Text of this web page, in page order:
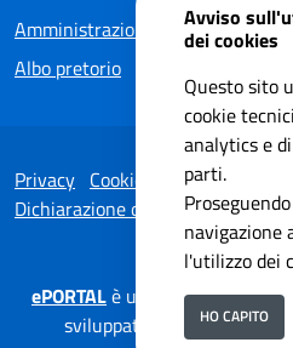
Amministrazione trasparente
Albo pretorio
Privacy Cookie Policy Note legali
Dichiarazione di accessibilità
ePORTALè una soluzione
sviluppata da
ISWEB S.p.A.
Avviso
dei cookies
Questo sito
cookie
analytics e
parti.
navigazione
l'utilizzo dei
HO CAPITO